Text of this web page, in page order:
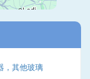
，其他玻璃